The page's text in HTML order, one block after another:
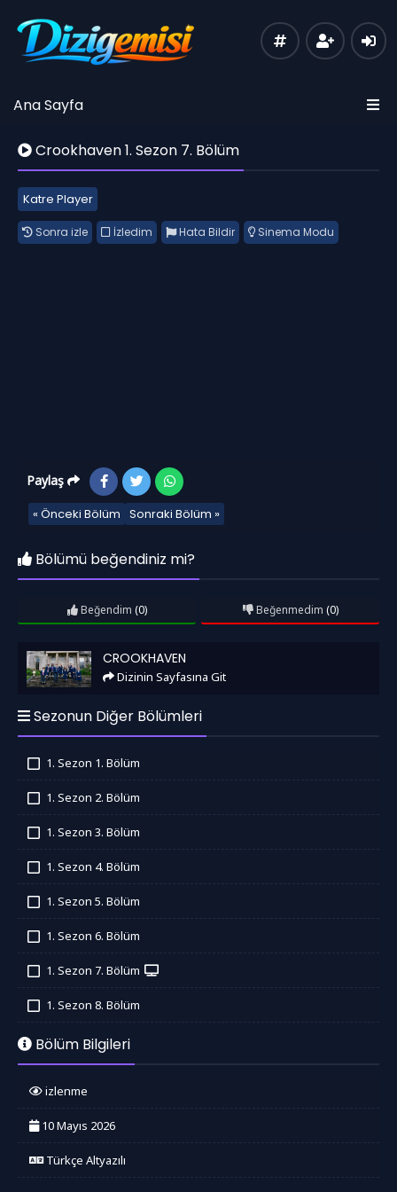
Ana Sayfa
Crookhaven 1. Sezon 7. Bölüm
Katre Player
Sonra izle İzledim Hata Bildir Sinema Modu
Paylaş
« Önceki Bölüm Sonraki Bölüm »
Bölümü beğendiniz mi?
Beğendim (0) Beğenmedim (0)
Crookhaven CROOKHAVEN
Dizinin Sayfasına Git
Sezonun Diğer Bölümleri
1. Sezon 1. Bölüm
1. Sezon 2. Bölüm
1. Sezon 3. Bölüm
1. Sezon 4. Bölüm
1. Sezon 5. Bölüm
1. Sezon 6. Bölüm
1. Sezon 7. Bölüm
1. Sezon 8. Bölüm
Bölüm Bilgileri
izlenme
10 Mayıs 2026
Türkçe Altyazılı